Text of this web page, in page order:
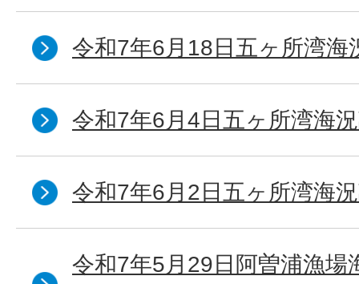
令和7年6月18日五ヶ所湾海
令和7年6月4日五ヶ所湾海
令和7年6月2日五ヶ所湾海
令和7年5月29日阿曽浦漁場